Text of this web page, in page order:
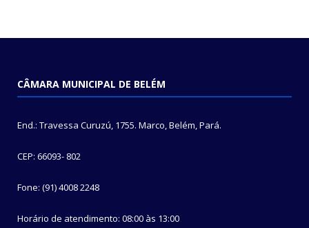
CÂMARA MUNICIPAL DE BELÉM
End.: Travessa Curuzú, 1755. Marco, Belém, Pará.
CEP: 66093- 802
Fone: (91) 4008 2248
Horário de atendimento: 08:00 às 13:00